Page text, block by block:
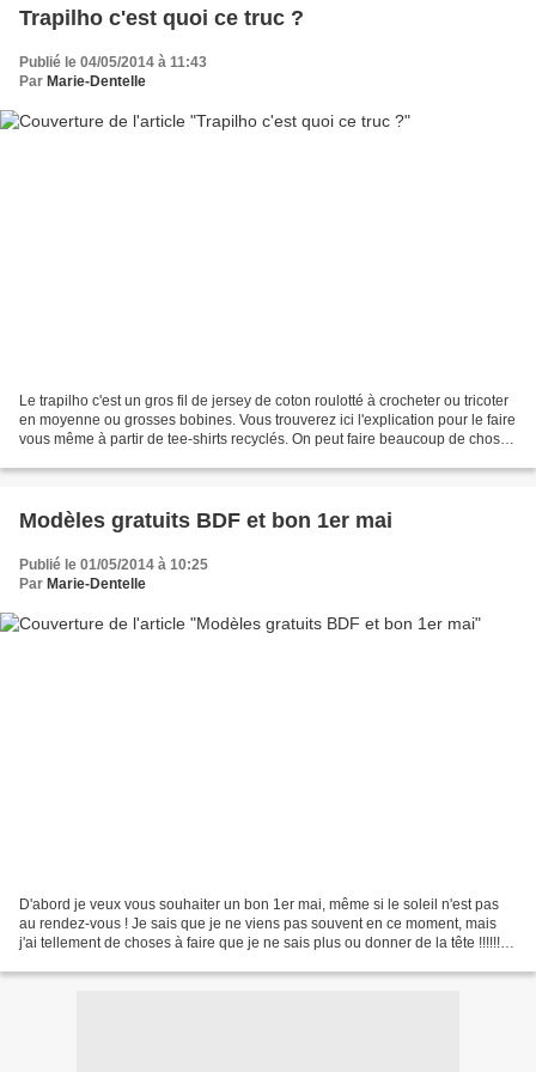
Trapilho c'est quoi ce truc ?
Publié le 04/05/2014 à 11:43
Par Marie-Dentelle
Le trapilho c'est un gros fil de jersey de coton roulotté à crocheter ou tricoter
en moyenne ou grosses bobines. Vous trouverez ici l'explication pour le faire
vous même à partir de tee-shirts recyclés. On peut faire beaucoup de chose
Modèles gratuits BDF et bon 1er mai
Publié le 01/05/2014 à 10:25
Par Marie-Dentelle
D'abord je veux vous souhaiter un bon 1er mai, même si le soleil n'est pas
au rendez-vous ! Je sais que je ne viens pas souvent en ce moment, mais
j'ai tellement de choses à faire que je ne sais plus ou donner de la tête !!!!!!